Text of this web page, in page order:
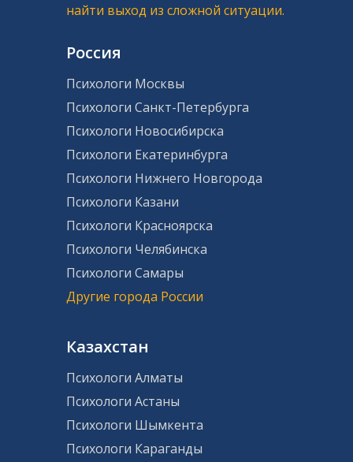
найти выход из сложной ситуации.
Россия
Психологи Москвы
Психологи Санкт-Петербурга
Психологи Новосибирска
Психологи Екатеринбурга
Психологи Нижнего Новгорода
Психологи Казани
Психологи Красноярска
Психологи Челябинска
Психологи Самары
Другие города России
Казахстан
Психологи Алматы
Психологи Астаны
Психологи Шымкента
Психологи Караганды